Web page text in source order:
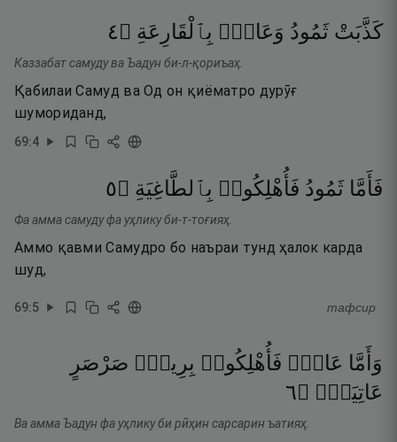
كَذَّبَتْ ثَمُودُ وَعَادٌۢ بِٱلْقَارِعَةِ ۝٤
Каззабат самуду ва Ъадун би-л-қориъаҳ.
Қабилаи Самуд ва Од он қиёматро дурӯғ
шумориданд,
69:4
فَأَمَّا ثَمُودُ فَأُهْلِكُوا۟ بِٱلطَّاغِيَةِ ۝٥
Фа амма самуду фа уҳлику би-т-тоғияҳ.
Аммо қавми Самудро бо наъраи тунд ҳалок карда
шуд,
69:5 тафсир
وَأَمَّا عَادٌۭ فَأُهْلِكُوا۟ بِرِيحٍۢ صَرْصَرٍ
عَاتِيَةٍۢ ۝٦
Ва амма Ъадун фа уҳлику би рӣҳин сарсарин ъатияҳ.